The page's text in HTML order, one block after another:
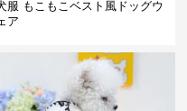
服 もこもこベスト風ドッグウ
ア